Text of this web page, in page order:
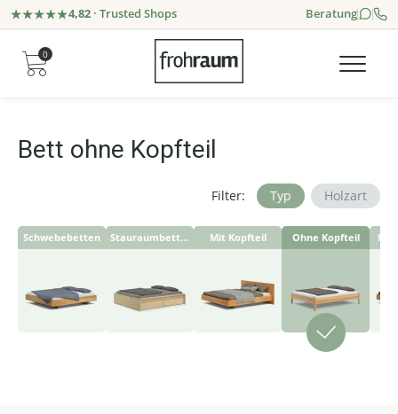
4,82 · Trusted Shops Beratung
0
Bett ohne Kopfteil
Filter: Typ Holzart
Schwebebetten Stauraumbetten Mit Kopfteil Ohne Kopfteil